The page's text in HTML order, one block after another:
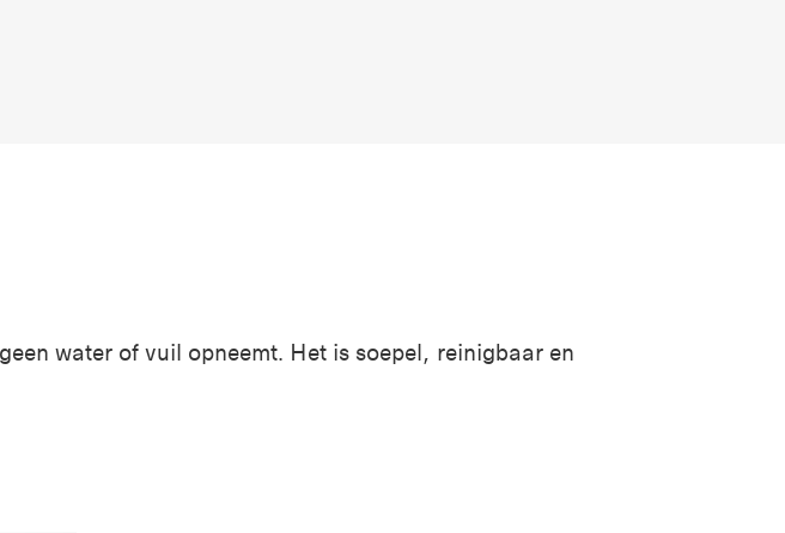
water of vuil opneemt. Het is soepel, reinigbaar en